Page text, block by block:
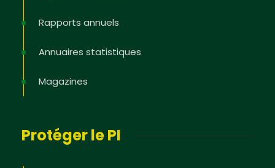
Rapports annuels
Annuaires statistiques
Magazines
Protéger le PI